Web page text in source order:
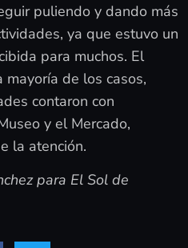
puliendo y dando más
ya que estuvo un
para muchos. El
de los casos,
contaron con
y el Mercado,
la atención.
para El Sol de